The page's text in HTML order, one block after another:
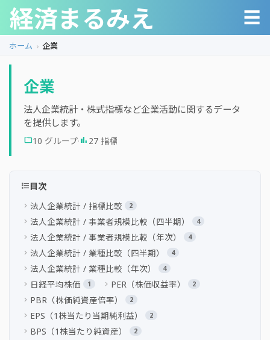
経済まるみえ ☰
ホーム 企業
企業
法人企業統計・株式指標など企業活動に関するデータ
を提供します。
folder10 グループ·bar_chart 27 指標
format_list_bulleted目次
chevron_right 法人企業統計 / 指標比較 2
chevron_right 法人企業統計 / 事業者規模比較（四半期） 4
chevron_right 法人企業統計 / 事業者規模比較（年次） 4
chevron_right 法人企業統計 / 業種比較（四半期） 4
chevron_right 法人企業統計 / 業種比較（年次） 4
chevron_right 日経平均株価 1 chevron_right PER（株価収益率） 2
chevron_right PBR（株価純資産倍率） 2
chevron_right EPS（1株当たり当期純利益） 2
chevron_right BPS（1株当たり純資産） 2